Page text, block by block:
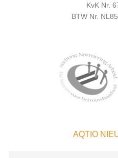
KvK Nr.
BTW Nr.
AQTIO